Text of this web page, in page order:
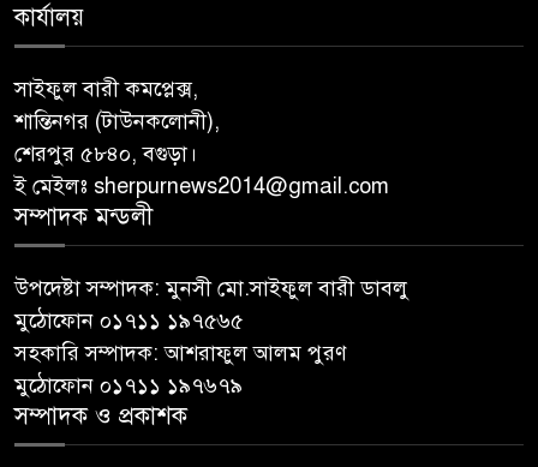
কার্যালয়
সাইফুল বারী কমপ্লেক্স,
শান্তিনগর (টাউনকলোনী),
শেরপুর ৫৮৪০, বগুড়া।
ই মেইলঃ sherpurnews2014@gmail.com
সম্পাদক মন্ডলী
উপদেষ্টা সম্পাদক: মুনসী মো.সাইফুল বারী ডাবলু
মুঠোফোন ০১৭১১ ১৯৭৫৬৫
সহকারি সম্পাদক: আশরাফুল আলম পুরণ
মুঠোফোন ০১৭১১ ১৯৭৬৭৯
সম্পাদক ও প্রকাশক